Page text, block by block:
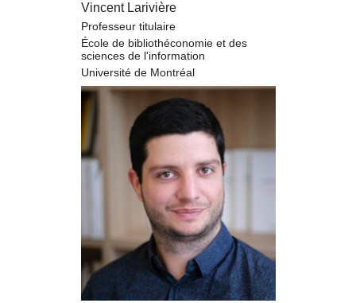
Vincent Larivière
Professeur titulaire
École de bibliothéconomie et des
sciences de l'information
Université de Montréal